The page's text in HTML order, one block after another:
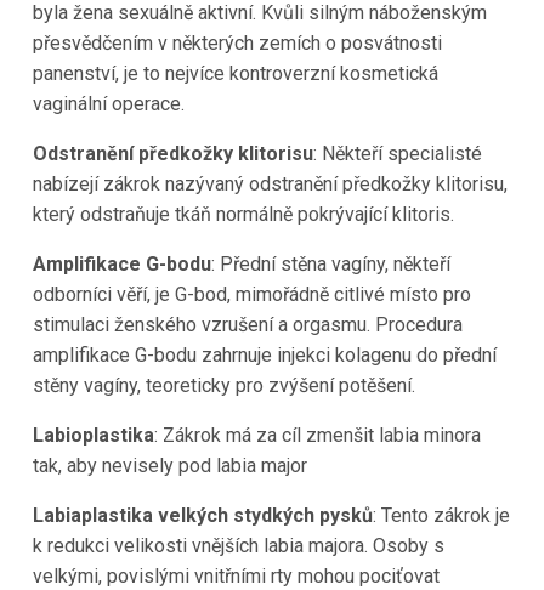
byla žena sexuálně aktivní. Kvůli silným náboženským
přesvědčením v některých zemích o posvátnosti
panenství, je to nejvíce kontroverzní kosmetická
vaginální operace.
Odstranění předkožky klitorisu: Někteří specialisté
nabízejí zákrok nazývaný odstranění předkožky klitorisu,
který odstraňuje tkáň normálně pokrývající klitoris.
Amplifikace G-bodu: Přední stěna vagíny, někteří
odborníci věří, je G-bod, mimořádně citlivé místo pro
stimulaci ženského vzrušení a orgasmu. Procedura
amplifikace G-bodu zahrnuje injekci kolagenu do přední
stěny vagíny, teoreticky pro zvýšení potěšení.
Labioplastika: Zákrok má za cíl zmenšit labia minora
tak, aby nevisely pod labia major
Labiaplastika velkých stydkých pysků: Tento zákrok je
k redukci velikosti vnějších labia majora. Osoby s
velkými, povislými vnitřními rty mohou pociťovat